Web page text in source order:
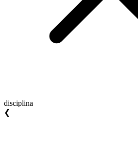
disciplina
❮